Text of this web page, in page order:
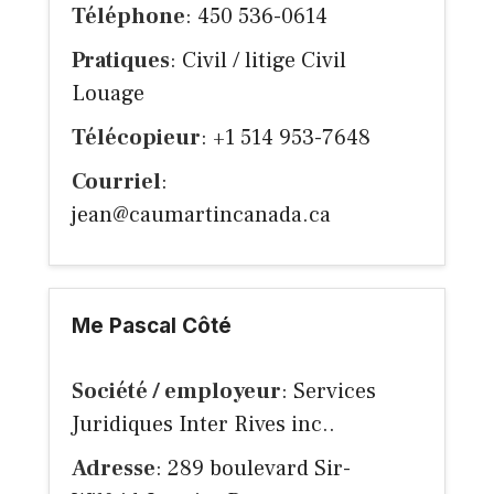
Téléphone: 450 536-0614
Pratiques: Civil / litige Civil
Louage
Télécopieur: +1 514 953-7648
Courriel:
jean@caumartincanada.ca
Me Pascal Côté
Société / employeur: Services
Juridiques Inter Rives inc..
Adresse: 289 boulevard Sir-